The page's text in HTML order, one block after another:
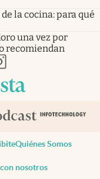
la cocina: para qué
una vez por
recomiendan
pestaña
nueva pestaña
en nueva pestaña
abre en nueva pestaña
Quiénes Somos
nosotros